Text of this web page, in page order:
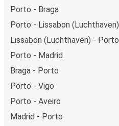
Porto - Braga
Porto - Lissabon (Luchthaven)
Lissabon (Luchthaven) - Porto
Porto - Madrid
Braga - Porto
Porto - Vigo
Porto - Aveiro
Madrid - Porto